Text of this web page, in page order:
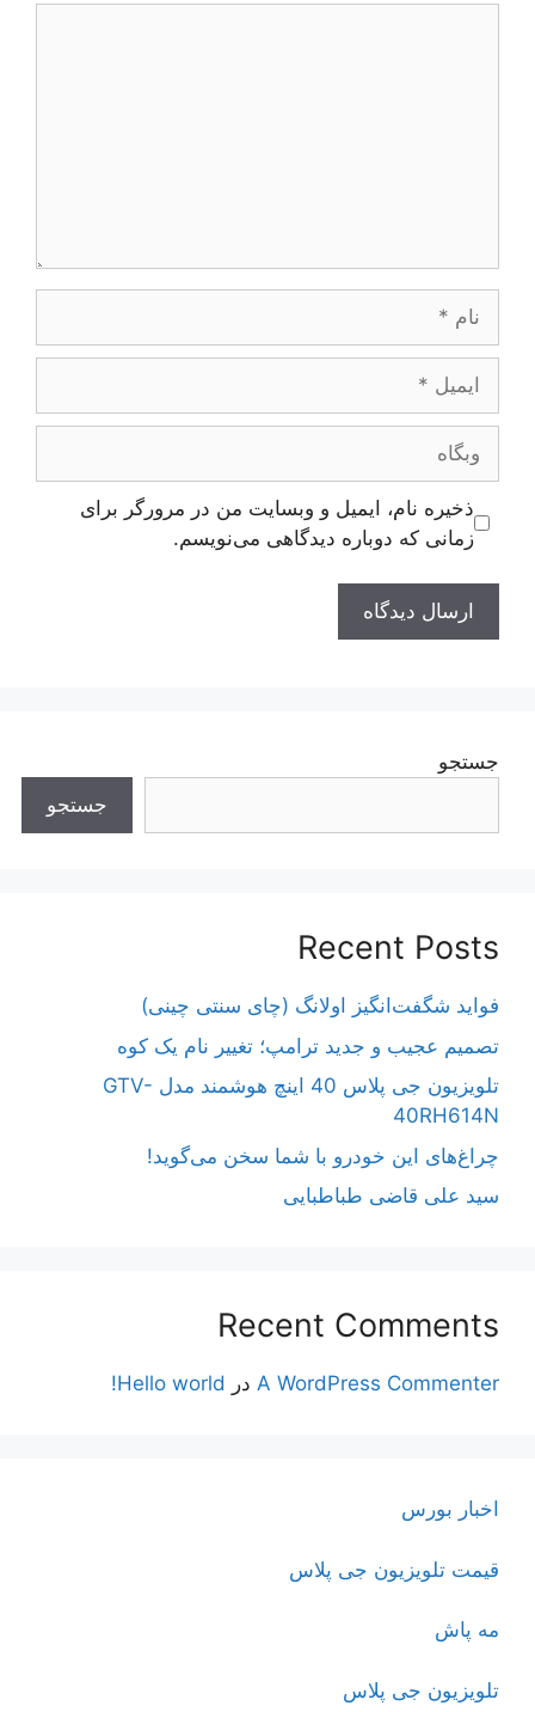
وبگاه
ذخیره نام، ایمیل و وبسایت من در مرورگر برای
زمانی که دوباره دیدگاهی می‌نویسم.
جستجو
جستجو
Recent Posts
فواید شگفت‌انگیز اولانگ (چای سنتی چینی)
تصمیم عجیب و جدید ترامپ؛ تغییر نام یک کوه
تلویزیون جی پلاس 40 اینچ هوشمند مدل GTV-
40RH614N
چراغ‌های این خودرو با شما سخن می‌گوید!
سید علی قاضی طباطبایی
Recent Comments
A WordPress Commenter در Hello world!
اخبار بورس
قیمت تلویزیون جی پلاس
مه پاش
تلویزیون جی پلاس